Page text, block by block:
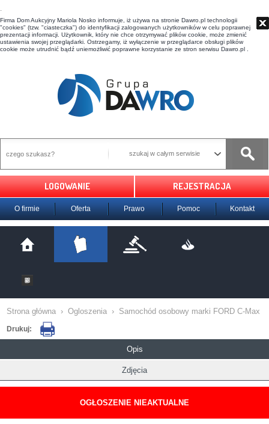
t
Firma Dom Aukcyjny Mariola Nosko informuje, iż używa na stronie Dawro.pl technologii
"cookies" (tzw. "ciasteczka") do identyfikacji zalogowanych użytkowników w celu poprawnej
prezentacji informacji. Użytkownik, który nie chce otrzymywać plików cookie, może zmienić
ustawienia swojej przeglądarki. Ostrzegamy, iż wyłączenie w przeglądarce obsługi plików
cookie może utrudnić bądź uniemożliwić poprawne korzystanie ze stron serwisu Dawro.pl .
szukaj w całym serwisie
LOGOWANIE REJESTRACJA
O firmie Oferta Prawo Pomoc Kontakt
Strona główna › Ogloszenia › Samochód osobowy marki FORD C-Max
Drukuj:
Opis
Zdjęcia
OGŁOSZENIE NIEAKTUALNE